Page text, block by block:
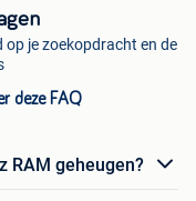
je zoekopdracht en de
deze FAQ
RAM geheugen?